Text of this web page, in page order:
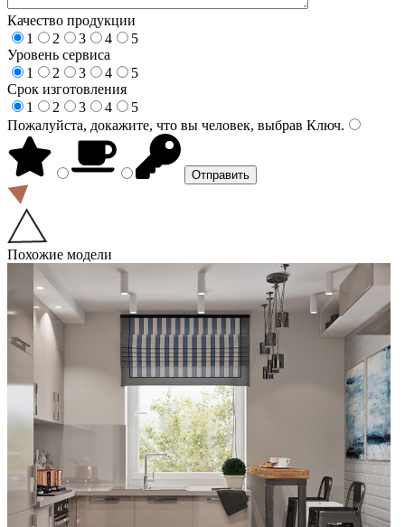
Качество продукции
1
2 3 4
5
Уровень сервиса
1
2 3 4
5
Срок изготовления
1
2 3 4
5
Пожалуйста, докажите, что вы человек, выбрав Ключ.
Похожие модели